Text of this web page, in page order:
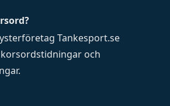
Tankesport.se
korsordstidningar och
.